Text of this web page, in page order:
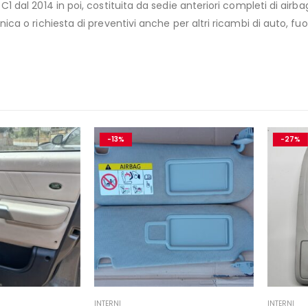
dal 2014 in poi, costituita da sedie anteriori completi di
o richiesta di preventivi anche per altri ricambi di auto,
INTERNI INTERNI